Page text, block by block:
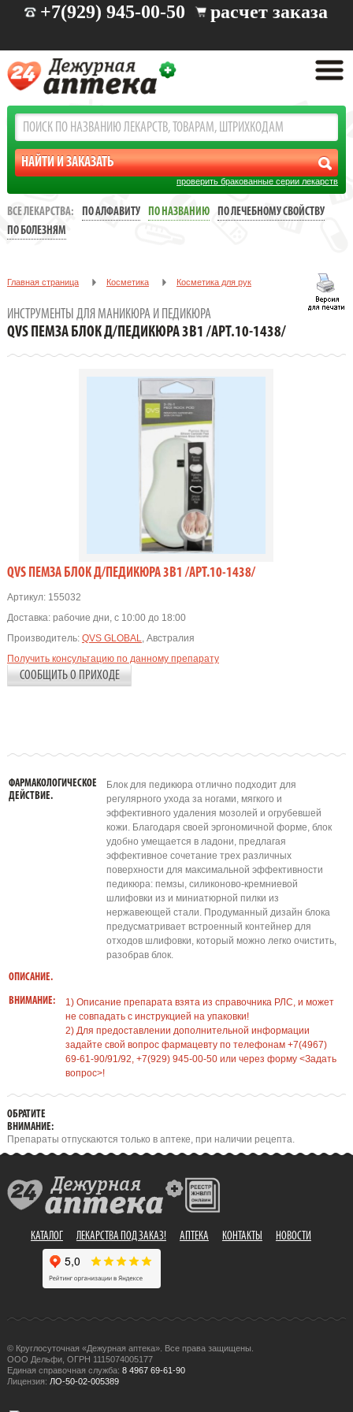
+7(929) 945-00-50 расчет заказа
проверить бракованные серии лекарств
ВСЕ ЛЕКАРСТВА: ПО АЛФАВИТУ ПО НАЗВАНИЮ
ПО ЛЕЧЕБНОМУ СВОЙСТВУ
ПО БОЛЕЗНЯМ
Главная страница Косметика Косметика для рук
QVS ПЕМЗА БЛОК Д/ПЕДИКЮРА 3В1 /АРТ.10-1438/
ИНСТРУМЕНТЫ ДЛЯ МАНИКЮРА И ПЕДИКЮРА
QVS ПЕМЗА БЛОК Д/ПЕДИКЮРА 3В1 /АРТ.10-1438/
QVS ПЕМЗА БЛОК Д/ПЕДИКЮРА 3В1 /АРТ.10-1438/
Артикул:155032
Доставка: рабочие дни, с 10:00 до 18:00
Производитель: QVS GLOBAL, Австралия
Получить консультацию по данному препарату
СООБЩИТЬ О ПРИХОДЕ
ФАРМАКОЛОГИЧЕСКОЕ
ДЕЙСТВИЕ.
Блок для педикюра отлично подходит для
регулярного ухода за ногами, мягкого и
эффективного удаления мозолей и огрубевшей
кожи. Благодаря своей эргономичной форме, блок
удобно умещается в ладони, предлагая
эффективное сочетание трех различных
поверхности для максимальной эффективности
педикюра: пемзы, силиконово-кремниевой
шлифовки из и миниатюрной пилки из
нержавеющей стали. Продуманный дизайн блока
предусматривает встроенный контейнер для
отходов шлифовки, который можно легко очистить,
разобрав блок.
ОПИСАНИЕ.
ВНИМАНИЕ:
1) Описание препарата взята из справочника РЛС, и может
не совпадать с инструкцией на упаковки!
2) Для предоставлении дополнительной информации
задайте свой вопрос фармацевту по телефонам +7(4967)
69-61-90/91/92, +7(929) 945-00-50 или через форму <Задать
вопрос>!
ОБРАТИТЕ
ВНИМАНИЕ:
Препараты отпускаются только в аптеке, при наличии рецепта.
КАТАЛОГ ЛЕКАРСТВА ПОД ЗАКАЗ! АПТЕКА КОНТАКТЫ НОВОСТИ
© Круглосуточная «Дежурная аптека». Все права защищены.
ООО Дельфи, ОГРН 1115074005177
Единая справочная служба: 8 4967 69-61-90
Лицензия: ЛО-50-02-005389